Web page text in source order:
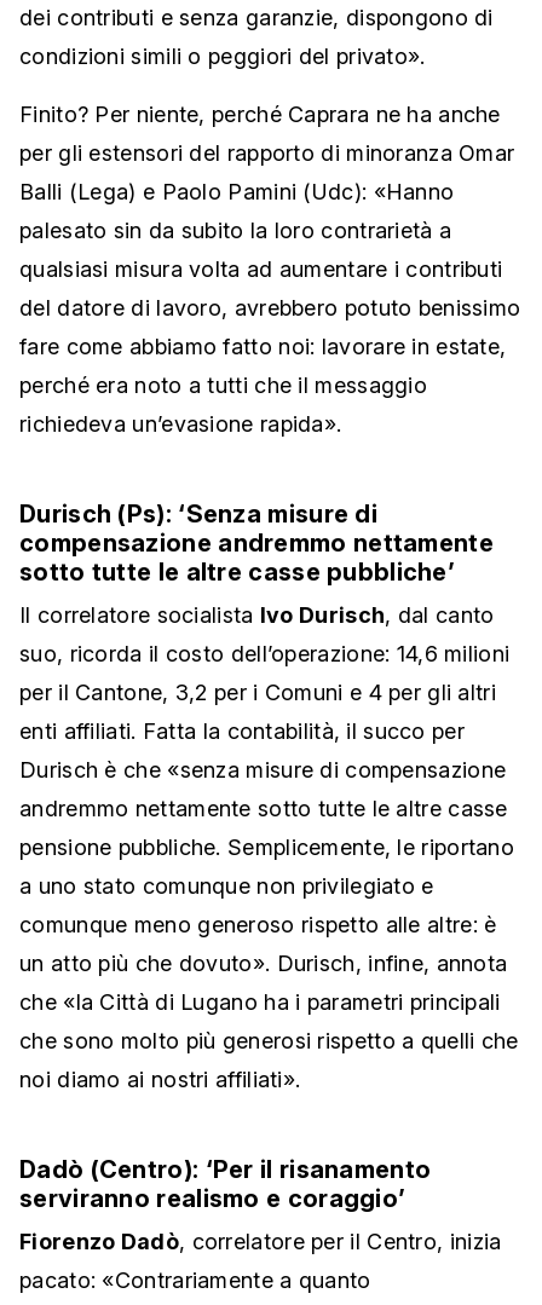
dei contributi e senza garanzie, dispongono di
condizioni simili o peggiori del privato».
Finito? Per niente, perché Caprara ne ha anche
per gli estensori del rapporto di minoranza Omar
Balli (Lega) e Paolo Pamini (Udc): «Hanno
palesato sin da subito la loro contrarietà a
qualsiasi misura volta ad aumentare i contributi
del datore di lavoro, avrebbero potuto benissimo
fare come abbiamo fatto noi: lavorare in estate,
perché era noto a tutti che il messaggio
richiedeva un’evasione rapida».
Durisch (Ps): ‘Senza misure di
compensazione andremmo nettamente
sotto tutte le altre casse pubbliche’
Il correlatore socialista Ivo Durisch, dal canto
suo, ricorda il costo dell’operazione: 14,6 milioni
per il Cantone, 3,2 per i Comuni e 4 per gli altri
enti affiliati. Fatta la contabilità, il succo per
Durisch è che «senza misure di compensazione
andremmo nettamente sotto tutte le altre casse
pensione pubbliche. Semplicemente, le riportano
a uno stato comunque non privilegiato e
comunque meno generoso rispetto alle altre: è
un atto più che dovuto». Durisch, infine, annota
che «la Città di Lugano ha i parametri principali
che sono molto più generosi rispetto a quelli che
noi diamo ai nostri affiliati».
Dadò (Centro): ‘Per il risanamento
serviranno realismo e coraggio’
Fiorenzo Dadò, correlatore per il Centro, inizia
pacato: «Contrariamente a quanto